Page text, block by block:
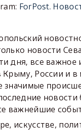
ForPost.
новости
дня, все важное
России и в
значимые
новости
важнейшие
искусстве,